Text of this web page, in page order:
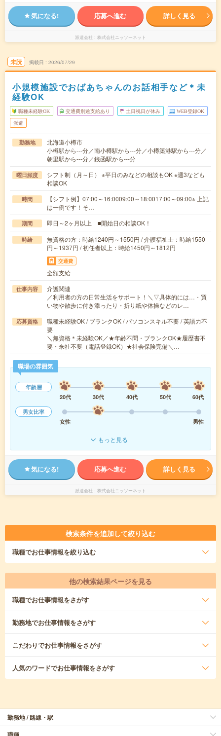
気になる! 応募へ進む 詳しく見る
派遣会社 株式会社ニッソーネット
未読 掲載日 2026/07/29
小規模施設でおばあちゃんのお話相手など＊未
経験OK
職種未経験OK 交通費別途支給あり 土日祝日が休み WEB登録OK
派遣
勤務地
北海道小樽市
小樽駅から---分／南小樽駅から---分／小樽築港駅から---分／
朝里駅から---分／銭函駅から---分
曜日頻度
シフト制（月～日） ※平日のみなどの相談もOK ※週3なども
相談OK
時間
【シフト例】07:00～16:0009:00～18:0017:00～09:00※ 上記
は一例です！そ…
期間 即日～2ヶ月以上 ■開始日の相談OK！
時給
無資格の方：時給1240円～1550円 / 介護福祉士：時給1550
円～1937円 / 初任者以上：時給1450円～1812円
交通費
全額支給
仕事内容
介護関連
／利用者の方の日常生活をサポート！＼▽具体的には…・買
い物や散歩に付き添ったり・折り紙や体操などのレ…
応募資格
職種未経験OK / ブランクOK / パソコンスキル不要 / 英語力不
要
＼無資格＊未経験OK／★年齢不問・ブランクOK★履歴書不
要・来社不要（電話登録OK）★社会保険完備＼…
職場の雰囲気
年齢層
20代
30代 40代 50代
60代
男女比率
女性
男性
もっと見る
気になる! 応募へ進む 詳しく見る
派遣会社 株式会社ニッソーネット
検索条件を追加して絞り込む
職種でお仕事情報を絞り込む
他の検索結果ページを見る
職種でお仕事情報をさがす
勤務地でお仕事情報をさがす
こだわりでお仕事情報をさがす
人気のワードでお仕事情報をさがす
勤務地 / 路線・駅